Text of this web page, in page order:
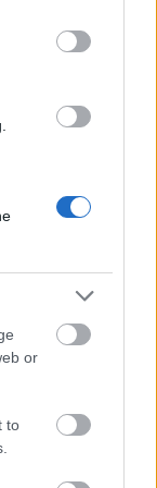
below Google
or
tocsalódást. A